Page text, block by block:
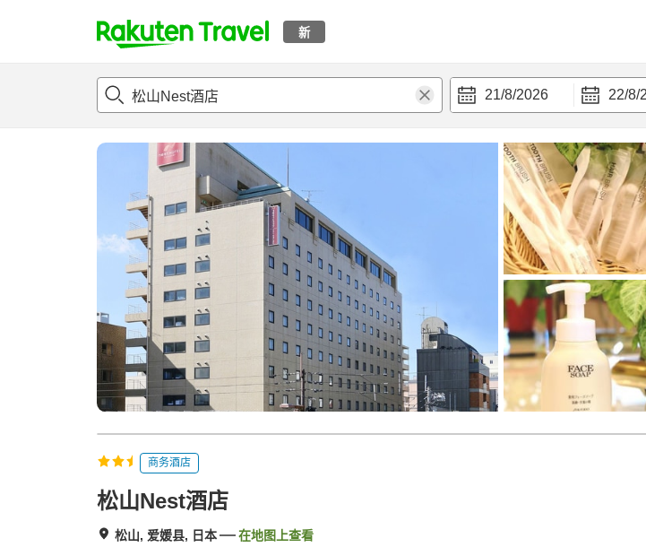
新
t
p
a
e
h
21/8/2026 22/8/
概况 客房及住宿套餐评论
商务酒店
松山Nest酒店
松山, 爱媛县, 日本 在地图上查看